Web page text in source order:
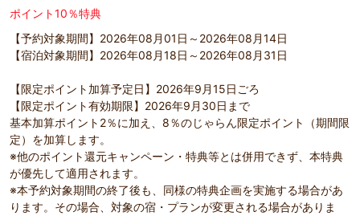
ポイント10％特典
【予約対象期間】2026年08月01日～2026年08月14日
【宿泊対象期間】2026年08月18日～2026年08月31日
【限定ポイント加算予定日】2026年9月15日ごろ
【限定ポイント有効期限】2026年9月30日まで
基本加算ポイント2％に加え、8％のじゃらん限定ポイント（期間限
定）を加算します。
※他のポイント還元キャンペーン・特典等とは併用できず、本特典
が優先して適用されます。
※本予約対象期間の終了後も、同様の特典企画を実施する場合があ
ります。その場合、対象の宿・プランが変更される場合がありま